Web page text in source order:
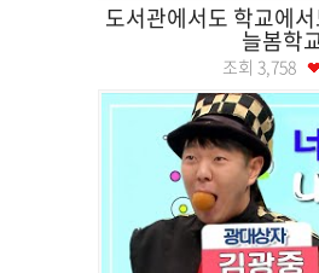
도서관에서도 학교에
늘봄학
조회 3,758